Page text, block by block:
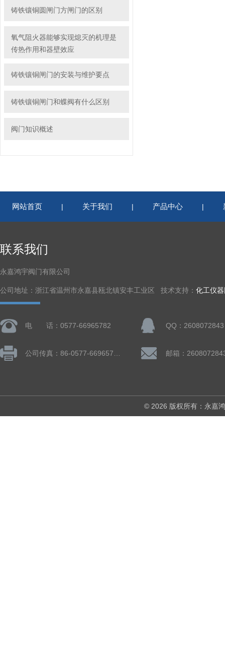
铸铁镶铜圆闸门方闸门的区别
氧气阻火器能够实现熄灭的机理是
传热作用和器壁效应
铸铁镶铜闸门的安装与维护要点
铸铁镶铜闸门和蝶阀有什么区别
阀门知识概述
网站首页 | 关于我们 | 产品中心 |
联系我们
永嘉鸿宇阀门有限公司
公司地址：浙江省温州市永嘉县瓯北镇安丰工业区 技术支持： 化工仪
电 话：0577-66965782 QQ：2608072843
邮箱：
© 2026 版权所有：永嘉